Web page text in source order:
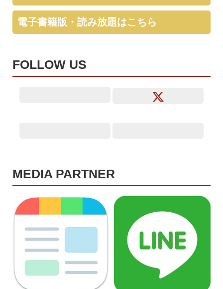
電子書籍版・読み放題はこちら
FOLLOW US
MEDIA PARTNER